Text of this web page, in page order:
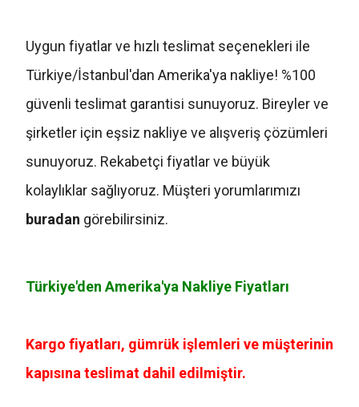
Uygun fiyatlar ve hızlı teslimat seçenekleri ile
Türkiye/İstanbul'dan Amerika'ya nakliye! %100
güvenli teslimat garantisi sunuyoruz. Bireyler ve
şirketler için eşsiz nakliye ve alışveriş çözümleri
sunuyoruz. Rekabetçi fiyatlar ve büyük
kolaylıklar sağlıyoruz. Müşteri yorumlarımızı
buradan görebilirsiniz.
Türkiye'den Amerika'ya Nakliye Fiyatları
Kargo fiyatları, gümrük işlemleri ve müşterinin
kapısına teslimat dahil edilmiştir.